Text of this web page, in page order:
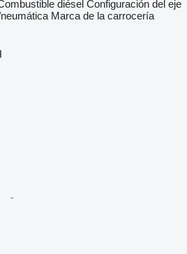
diésel Configuración del eje
Marca de la carrocería